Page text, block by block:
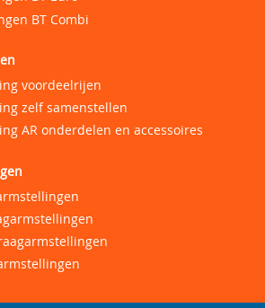
BT Combi
voordeelrijen
zelf samenstellen
AR onderdelen en accessoires